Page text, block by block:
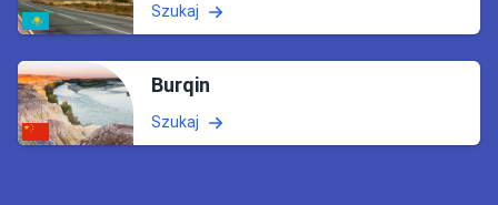
Szukaj
Burqin
Szukaj